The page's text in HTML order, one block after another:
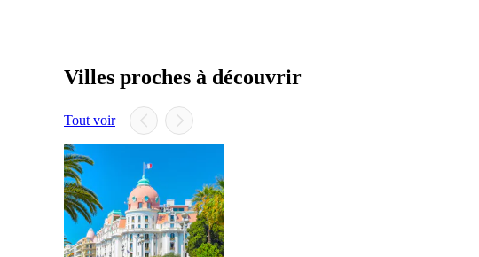
Villes proches à découvrir
Tout voir